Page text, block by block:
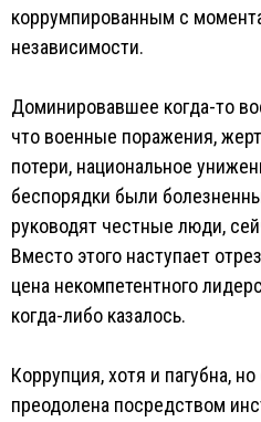
коррумпированным с
независимости.
Доминировавшее когда-то
что военные поражения,
потери, национальное
беспорядки были
руководят честные люди,
Вместо этого наступает
цена некомпетентного
когда-либо казалось.
Коррупция, хотя и пагубна,
преодолена посредством